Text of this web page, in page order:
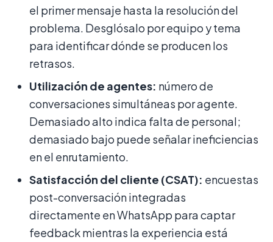
el primer mensaje hasta la resolución del
problema. Desglósalo por equipo y tema
para identificar dónde se producen los
retrasos.
Utilización de agentes: número de
conversaciones simultáneas por agente.
Demasiado alto indica falta de personal;
demasiado bajo puede señalar ineficiencias
en el enrutamiento.
Satisfacción del cliente (CSAT): encuestas
post-conversación integradas
directamente en WhatsApp para captar
feedback mientras la experiencia está